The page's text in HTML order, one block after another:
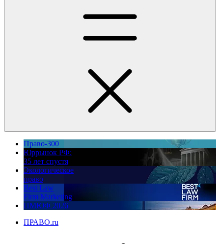
Право-300
Юррынок РФ:
35 лет спустя
Экологическое
право
Best Law
Firm Marketing
ПМЮФ 2026
ПРАВО.ru